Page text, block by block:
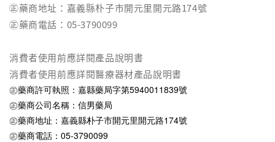
㊣藥商地址：嘉義縣朴子市開元里開元路174號
㊣藥商電話：05-3790099
消費者使用前應詳閱產品說明書
消費者使用前應詳閱醫療器材產品說明書
㊣藥商許可執照：嘉縣藥局字第5940011839號
㊣藥商公司名稱：信男藥局
㊣藥商地址：嘉義縣朴子市開元里開元路174號
㊣藥商電話：05-3790099